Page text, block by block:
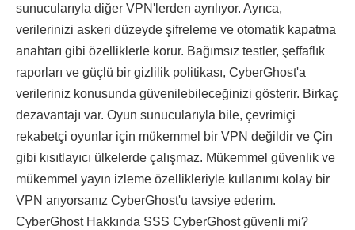
sunucularıyla diğer VPN'lerden ayrılıyor. Ayrıca,
verilerinizi askeri düzeyde şifreleme ve otomatik kapatma
anahtarı gibi özelliklerle korur. Bağımsız testler, şeffaflık
raporları ve güçlü bir gizlilik politikası, CyberGhost'a
verileriniz konusunda güvenilebileceğinizi gösterir. Birkaç
dezavantajı var. Oyun sunucularıyla bile, çevrimiçi
rekabetçi oyunlar için mükemmel bir VPN değildir ve Çin
gibi kısıtlayıcı ülkelerde çalışmaz. Mükemmel güvenlik ve
mükemmel yayın izleme özellikleriyle kullanımı kolay bir
VPN arıyorsanız CyberGhost'u tavsiye ederim.
CyberGhost Hakkında SSS CyberGhost güvenli mi?